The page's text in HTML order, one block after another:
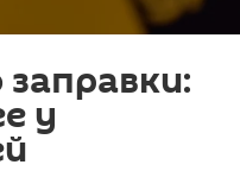
у